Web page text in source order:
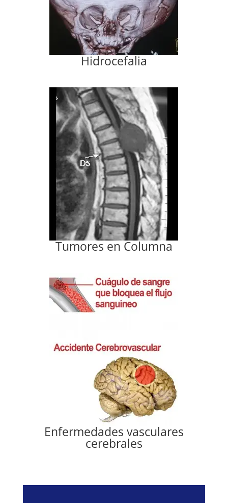
Hidrocefalia
Tumores en Columna
Enfermedades vasculares
cerebrales